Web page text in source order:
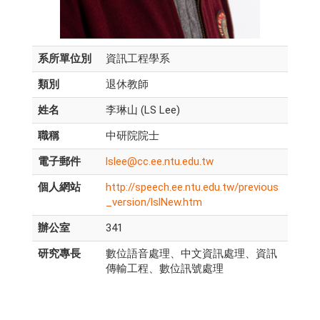
系所單位別
資訊工程學系
類別
退休教師
姓名
李琳山 (LS Lee)
職稱
中研院院士
電子郵件
lslee@cc.ee.ntu.edu.tw
個人網站
http://speech.ee.ntu.edu.tw/previous
_version/lslNew.htm
辦公室
341
研究專長
數位語音處理、中文資訊處理、資訊
傳輸工程、數位訊號處理